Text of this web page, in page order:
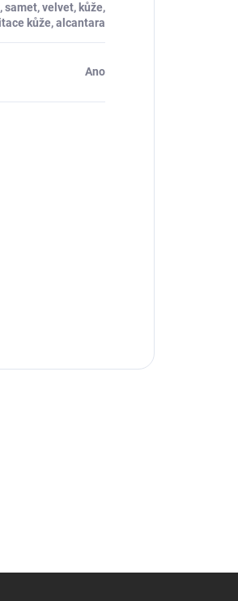
samet, velvet, kůže,
kůže, alcantara
Ano